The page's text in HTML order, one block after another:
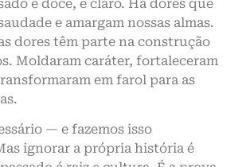
é doce, é claro. Há dores que
e amargam nossas almas.
dores têm parte na construção
Moldaram caráter, fortaleceram
em farol para as
— e fazemos isso
ignorar a própria história é